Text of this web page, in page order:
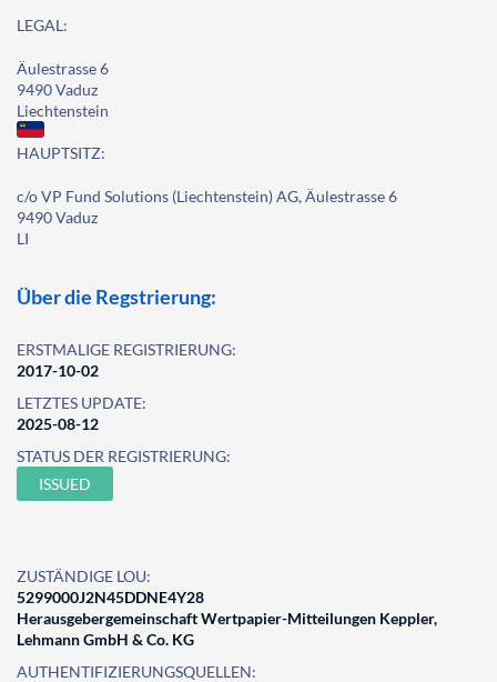
LEGAL:
Äulestrasse 6
9490 Vaduz
Liechtenstein
HAUPTSITZ:
c/o VP Fund Solutions (Liechtenstein) AG, Äulestrasse 6
9490 Vaduz
LI
Über die Regstrierung:
ERSTMALIGE REGISTRIERUNG:
2017-10-02
LETZTES UPDATE:
2025-08-12
STATUS DER REGISTRIERUNG:
ISSUED
ZUSTÄNDIGE LOU:
5299000J2N45DDNE4Y28
Herausgebergemeinschaft Wertpapier-Mitteilungen Keppler,
Lehmann GmbH & Co. KG
AUTHENTIFIZIERUNGSQUELLEN: